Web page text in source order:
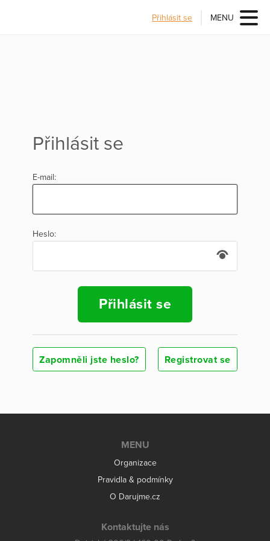
Přihlásit se MENU
Přihlásit se
E-mail:
Heslo:
Přihlásit se
Zapomněli jste heslo? Registrovat se
MENU
Organizace
Pravidla & podmínky
O Darujme.cz
Kontaktujte nás